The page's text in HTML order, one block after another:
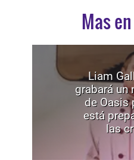
Mas
Liam
grabará un
de Oasis
está
las